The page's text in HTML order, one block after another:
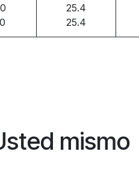
25.4
25.4
mismo